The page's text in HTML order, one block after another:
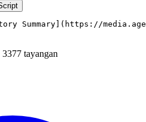
Summary](https://
3377 tayangan